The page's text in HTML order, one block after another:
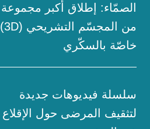
الصمّاء: إطلاق أكبر مجموعة
من المجسّم التشريحي (3D)
خاصّة بالسكّري
سلسلة فيديوهات جديدة
لتثقيف المرضى حول الإقلاع